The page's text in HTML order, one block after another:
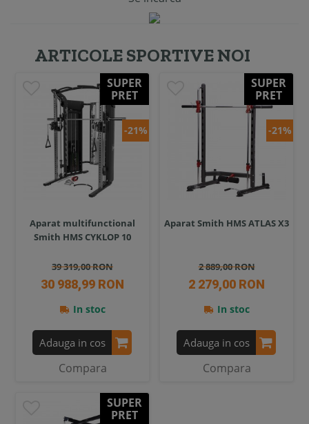
ARTICOLE SPORTIVE NOI
SUPER
PRET
-21%
Aparat multifunctional
Smith HMS CYKLOP 10
39 319,00 RON
30 988,99 RON
In stoc
Adauga in cos
Compara
SUPER
PRET
-21%
Aparat Smith HMS ATLAS X3
2 889,00 RON
2 279,00 RON
In stoc
Adauga in cos
Compara
SUPER
PRET